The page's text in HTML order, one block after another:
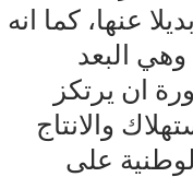
عنها، كما انه
وهي البعد
ان يرتكز
والانتاج
على